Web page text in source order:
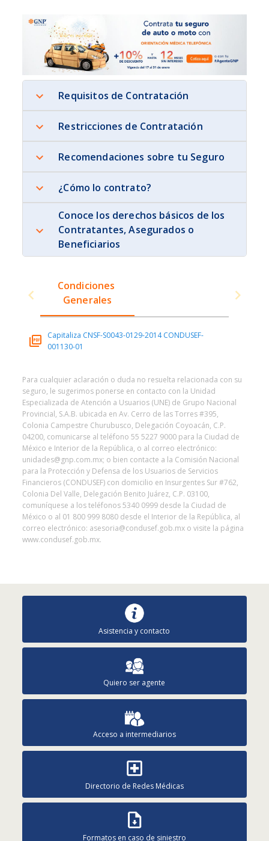
Requisitos de Contratación
Restricciones de Contratación
Recomendaciones sobre tu Seguro
¿Cómo lo contrato?
Conoce los derechos básicos de los
Contratantes, Asegurados o
Beneficiarios
Condiciones
Generales
Capitaliza CNSF-S0043-0129-2014 CONDUSEF-
001130-01
Para cualquier aclaración o duda no resuelta relacionada con su
seguro, le sugerimos ponerse en contacto con la Unidad
Especializada de Atención a Usuarios (UNE) de Grupo Nacional
Provincial, S.A.B. ubicada en Av. Cerro de las Torres #395,
Colonia Campestre Churubusco, Delegación Coyoacán, C.P.
04200, comunicarse al teléfono 55 5227 9000 para la Ciudad de
México e Interior de la República, o al correo electrónico:
unidades@gnp.com.mx; o bien contacte a la Comisión Nacional
para la Protección y Defensa de los Usuarios de Servicios
Financieros (CONDUSEF) con domicilio en Insurgentes Sur #762,
Colonia Del Valle, Delegación Benito Juárez, C.P. 03100,
comuníquese a los teléfonos 5340 0999 desde la Ciudad de
México o al 01 800 999 8080 desde el Interior de la República, al
correo electrónico: asesoria@condusef.gob.mx o visite la página
www.condusef.gob.mx.
Asistencia y contacto
Quiero ser agente
Acceso a intermediarios
Directorio de Redes Médicas
Formatos en caso de siniestro